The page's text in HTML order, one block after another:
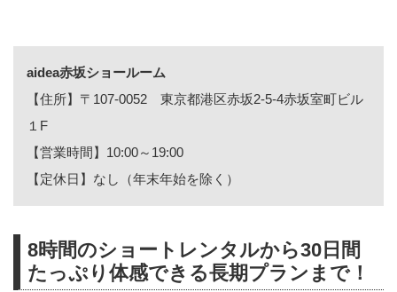
aidea赤坂ショールーム
【住所】〒107-0052 東京都港区赤坂2-5-4赤坂室町ビル
１F
【営業時間】10:00～19:00
【定休日】なし（年末年始を除く）
8時間のショートレンタルから30日間
たっぷり体感できる長期プランまで！